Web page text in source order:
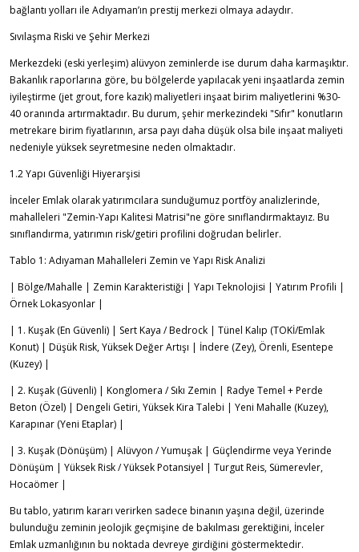
bağlantı yolları ile Adıyaman’ın prestij merkezi olmaya adaydır.
Sıvılaşma Riski ve Şehir Merkezi
Merkezdeki (eski yerleşim) alüvyon zeminlerde ise durum daha karmaşıktır.
Bakanlık raporlarına göre, bu bölgelerde yapılacak yeni inşaatlarda zemin
iyileştirme (jet grout, fore kazık) maliyetleri inşaat birim maliyetlerini %30-
40 oranında artırmaktadır. Bu durum, şehir merkezindeki "Sıfır" konutların
metrekare birim fiyatlarının, arsa payı daha düşük olsa bile inşaat maliyeti
nedeniyle yüksek seyretmesine neden olmaktadır.
1.2 Yapı Güvenliği Hiyerarşisi
İnceler Emlak olarak yatırımcılara sunduğumuz portföy analizlerinde,
mahalleleri "Zemin-Yapı Kalitesi Matrisi"ne göre sınıflandırmaktayız. Bu
sınıflandırma, yatırımın risk/getiri profilini doğrudan belirler.
Tablo 1: Adıyaman Mahalleleri Zemin ve Yapı Risk Analizi
| Bölge/Mahalle | Zemin Karakteristiği | Yapı Teknolojisi | Yatırım Profili |
Örnek Lokasyonlar |
| 1. Kuşak (En Güvenli) | Sert Kaya / Bedrock | Tünel Kalıp (TOKİ/Emlak
Konut) | Düşük Risk, Yüksek Değer Artışı | İndere (Zey), Örenli, Esentepe
(Kuzey) |
| 2. Kuşak (Güvenli) | Konglomera / Sıkı Zemin | Radye Temel + Perde
Beton (Özel) | Dengeli Getiri, Yüksek Kira Talebi | Yeni Mahalle (Kuzey),
Karapınar (Yeni Etaplar) |
| 3. Kuşak (Dönüşüm) | Alüvyon / Yumuşak | Güçlendirme veya Yerinde
Dönüşüm | Yüksek Risk / Yüksek Potansiyel | Turgut Reis, Sümerevler,
Hocaömer |
Bu tablo, yatırım kararı verirken sadece binanın yaşına değil, üzerinde
bulunduğu zeminin jeolojik geçmişine de bakılması gerektiğini, İnceler
Emlak uzmanlığının bu noktada devreye girdiğini göstermektedir.